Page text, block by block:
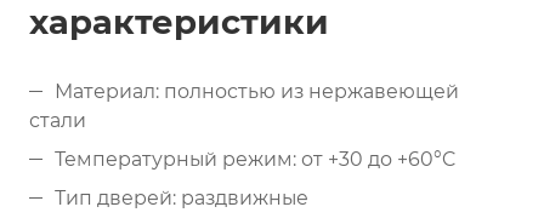
характеристики
Материал: полностью из нержавеющей
стали
Температурный режим: от +30 до +60°C
Тип дверей: раздвижные